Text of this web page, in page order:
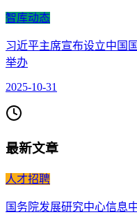
智库动态
习近平主席宣布设立中国
举办
2025-10-31
最新文章
人才招聘
国务院发展研究中心信息